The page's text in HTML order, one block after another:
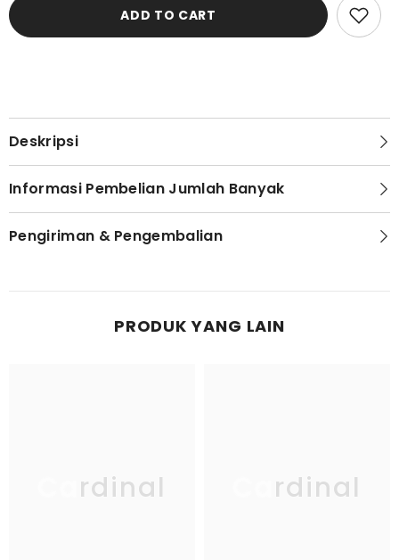
Lengan
ADD TO CART
Deskripsi
Informasi Pembelian Jumlah Banyak
Pengiriman & Pengembalian
PRODUK YANG LAIN
Cardinal Cardinal